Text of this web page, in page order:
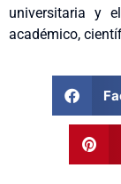
universitaria y
académico,